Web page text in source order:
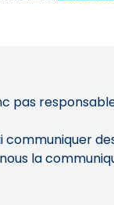
la